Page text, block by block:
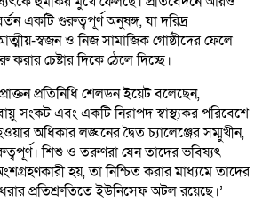
একটি গুরুত্বপূর্ণ অনুষঙ্গ, যা দরিদ্র
স্বজন ও নিজ সামাজিক গোষ্ঠীদের ফেলে
চেষ্টার দিকে ঠেলে দিচ্ছে।
প্রতিনিধি শেলডন ইয়েট বলেছেন,
সংকট এবং একটি নিরাপদ স্বাস্থ্যকর পরিবেশে
অধিকার লঙ্ঘনের দ্বৈত চ্যালেঞ্জের সম্মুখীন,
শিশু ও তরুণরা যেন তাদের ভবিষ্যৎ
হয়, তা নিশ্চিত করার মাধ্যমে তাদের
প্রতিশ্রুতিতে ইউনিসেফ অটল রয়েছে।’